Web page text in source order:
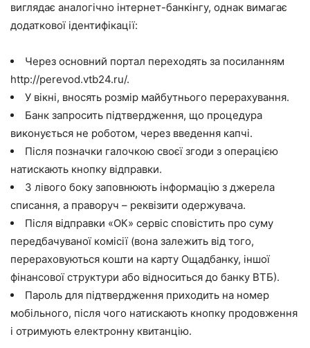
виглядає аналогічно інтернет-банкінгу, однак вимагає
додаткової ідентифікації:
Через основний портал переходять за посиланням
http://perevod.vtb24.ru/.
У вікні, вносять розмір майбутнього перерахування.
Банк запросить підтвердження, що процедура
виконується не роботом, через введення капчі.
Після позначки галочкою своєї згоди з операцією
натискають кнопку відправки.
З лівого боку заповнюють інформацію з джерела
списання, а праворуч – реквізити одержувача.
Після відправки «ОК» сервіс сповістить про суму
передбачуваної комісії (вона залежить від того,
перераховуються кошти на карту Ощадбанку, іншої
фінансової структури або відноситься до банку ВТБ).
Пароль для підтвердження приходить на номер
мобільного, після чого натискають кнопку продовження
і отримують електронну квитанцію.